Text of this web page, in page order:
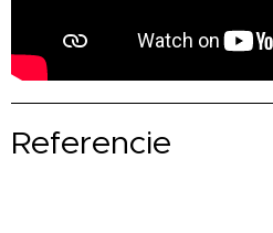
Referencie